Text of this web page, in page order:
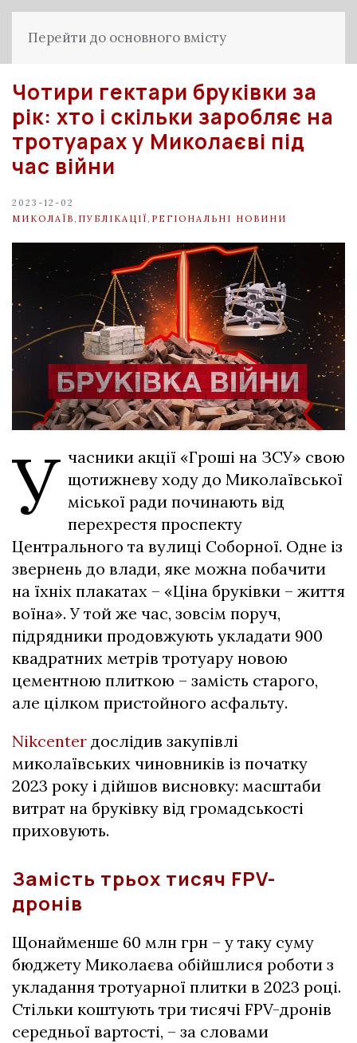
Перейти до основного вмісту
Чотири гектари бруківки за
рік: хто і скільки заробляє на
тротуарах у Миколаєві під
час війни
2023-12-02
МИКОЛАЇВ ПУБЛІКАЦІЇ РЕГІОНАЛЬНІ НОВИНИ
У часники акції «Гроші на ЗСУ» свою
щотижневу ходу до Миколаївської
міської ради починають від
перехрестя проспекту
Центрального та вулиці Соборної. Одне із
звернень до влади, яке можна побачити
на їхніх плакатах – «Ціна бруківки – життя
воїна». У той же час, зовсім поруч,
підрядники продовжують укладати 900
квадратних метрів тротуару новою
цементною плиткою – замість старого,
але цілком пристойного асфальту.
Nikcenter дослідив закупівлі
миколаївських чиновників із початку
2023 року і дійшов висновку: масштаби
витрат на бруківку від громадськості
приховують.
Замість трьох тисяч FPV-
дронів
Щонайменше 60 млн грн – у таку суму
бюджету Миколаєва обійшлися роботи з
укладання тротуарної плитки в 2023 році.
Стільки коштують три тисячі FPV-дронів
середньої вартості, – за словами